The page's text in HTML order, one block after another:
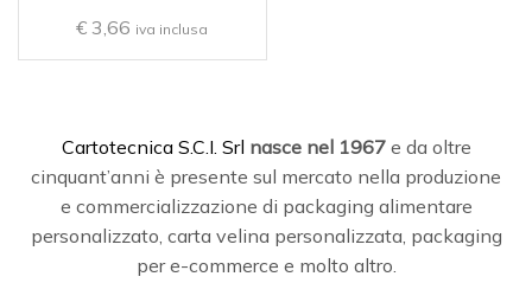
€ 3,66 iva inclusa
Cartotecnica S.C.I. Srl nasce nel 1967e da oltre
cinquant’anni è presente sul mercato nella produzione
e commercializzazione di packaging alimentare
personalizzato, carta velina personalizzata, packaging
per e-commerce e molto altro.